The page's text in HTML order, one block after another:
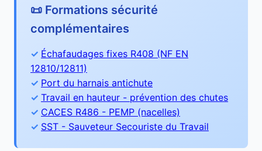
📜 Formations sécurité
complémentaires
Échafaudages fixes R408 (NF EN
12810/12811)
Port du harnais antichute
Travail en hauteur - prévention des chutes
CACES R486 - PEMP (nacelles)
SST - Sauveteur Secouriste du Travail